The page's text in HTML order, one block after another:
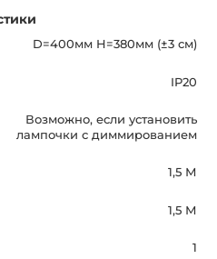
D=400мм H=380мм (±3 см)
IP20
Возможно, если установить
лампочки с диммированием
1,5 М
1,5 М
1